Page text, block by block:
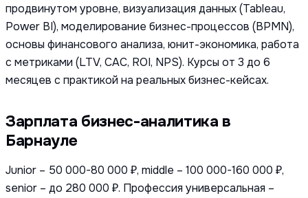
продвинутом уровне, визуализация данных (Tableau,
Power BI), моделирование бизнес-процессов (BPMN),
основы финансового анализа, юнит-экономика, работа
с метриками (LTV, CAC, ROI, NPS). Курсы от 3 до 6
месяцев с практикой на реальных бизнес-кейсах.
Зарплата бизнес-аналитика в
Барнауле
Junior – 50 000-80 000 ₽, middle – 100 000-160 000 ₽,
senior – до 280 000 ₽. Профессия универсальная –